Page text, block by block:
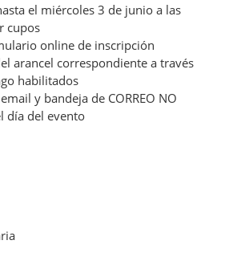
el miércoles 3 de junio a las
cupos
online de inscripción
arancel correspondiente a través
habilitados
y bandeja de CORREO NO
día del evento